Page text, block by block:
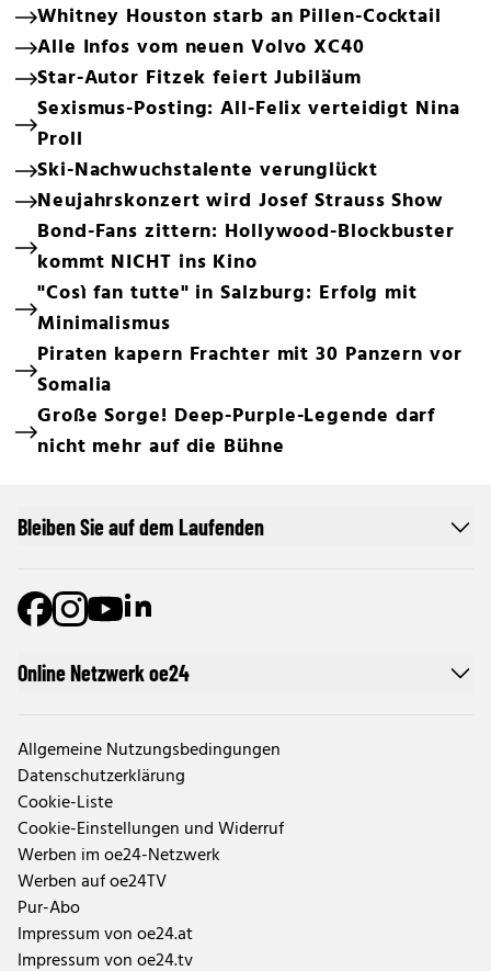
Whitney Houston starb an Pillen-Cocktail
Alle Infos vom neuen Volvo XC40
Star-Autor Fitzek feiert Jubiläum
Sexismus-Posting: All-Felix verteidigt Nina
Proll
Ski-Nachwuchstalente verunglückt
Neujahrskonzert wird Josef Strauss Show
Bond-Fans zittern: Hollywood-Blockbuster
kommt NICHT ins Kino
"Così fan tutte" in Salzburg: Erfolg mit
Minimalismus
Piraten kapern Frachter mit 30 Panzern vor
Somalia
Große Sorge! Deep-Purple-Legende darf
nicht mehr auf die Bühne
Online Netzwerk oe24
Allgemeine Nutzungsbedingungen
Datenschutzerklärung
Cookie-Liste
Cookie-Einstellungen und Widerruf
Werben im oe24-Netzwerk
Werben auf oe24TV
Pur-Abo
Impressum von oe24.at
Impressum von oe24.tv
Bleiben Sie auf dem Laufenden